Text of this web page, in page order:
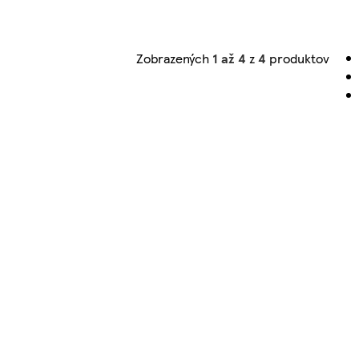
Zobrazených 1 až 4 z4 produktov